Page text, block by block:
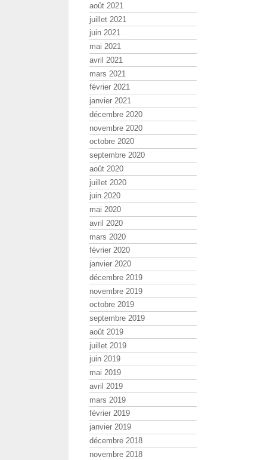
août 2021
juillet 2021
juin 2021
mai 2021
avril 2021
mars 2021
février 2021
janvier 2021
décembre 2020
novembre 2020
octobre 2020
septembre 2020
août 2020
juillet 2020
juin 2020
mai 2020
avril 2020
mars 2020
février 2020
janvier 2020
décembre 2019
novembre 2019
octobre 2019
septembre 2019
août 2019
juillet 2019
juin 2019
mai 2019
avril 2019
mars 2019
février 2019
janvier 2019
décembre 2018
novembre 2018